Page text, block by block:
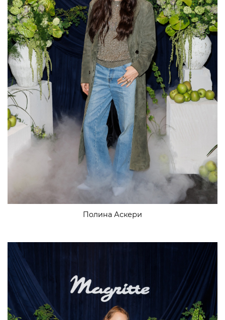
Полина Аскери